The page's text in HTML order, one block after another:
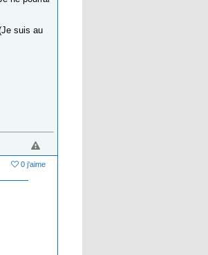
suis au
0 j'aime